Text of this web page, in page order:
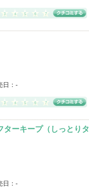
日： -
ーキープ（しっとりタ
日： -